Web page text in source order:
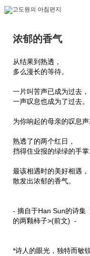
浓郁的香气
从结果到熟透，
多么漫长的等待。
一片叫苦声已成为过去，
一声叹息也成为了过去。
为你响起的母亲的叹息声
熟透了的两个红日，
挡得住业报的绿绿的手掌
最该相遇时的美好相遇，
散发出浓郁的香气。
- 摘自于Han Sun的诗集
的两颗柿子>(前文) -
*诗人的眼光，独特而敏